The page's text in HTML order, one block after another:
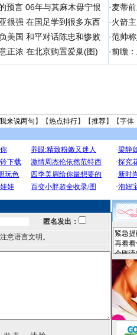
预言 06年与其麻木毋宁恨
很强 在国足学到很多东西
美国 和平对话陈忠和惨败
正浓 在北京购置爱巢(图)
·麦蒂
·火箭
·范帅
·前瞻
我来说两句 】【热点排行】【推荐】【字体
匿名发出：
意语言文明。